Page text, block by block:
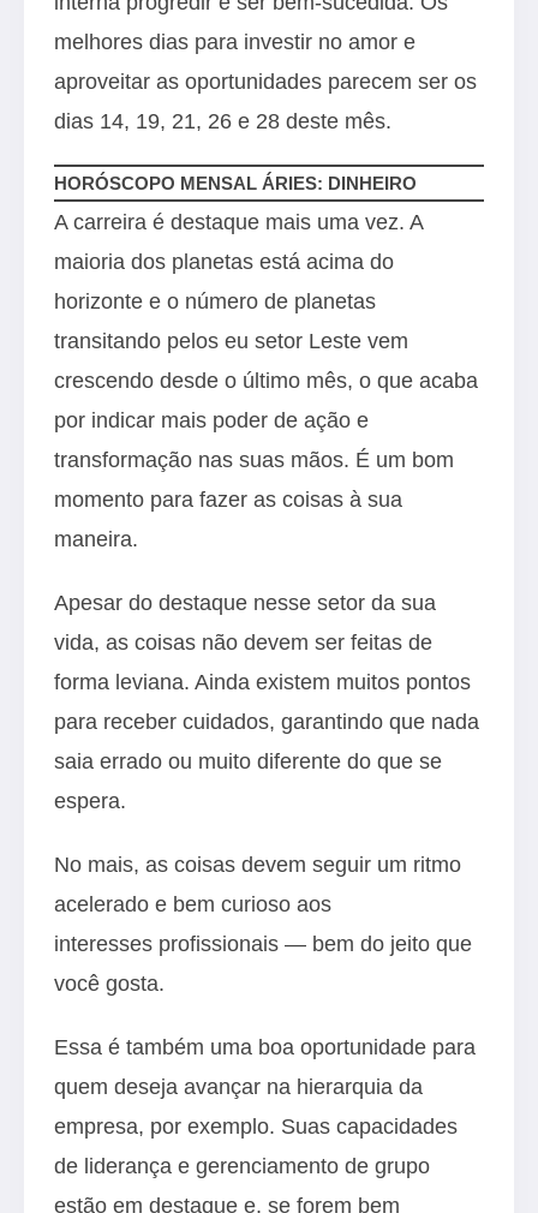
melhores dias para investir no amor e
aproveitar as oportunidades parecem ser os
dias 14, 19, 21, 26 e 28 deste mês.
HORÓSCOPO MENSAL ÁRIES: DINHEIRO
A carreira é destaque mais uma vez. A
maioria dos planetas está acima do
horizonte e o número de planetas
transitando pelos eu setor Leste vem
crescendo desde o último mês, o que acaba
por indicar mais poder de ação e
transformação nas suas mãos. É um bom
momento para fazer as coisas à sua
maneira.
Apesar do destaque nesse setor da sua
vida, as coisas não devem ser feitas de
forma leviana. Ainda existem muitos pontos
para receber cuidados, garantindo que nada
saia errado ou muito diferente do que se
espera.
No mais, as coisas devem seguir um ritmo
acelerado e bem curioso aos
interesses profissionais — bem do jeito que
você gosta.
Essa é também uma boa oportunidade para
quem deseja avançar na hierarquia da
empresa, por exemplo. Suas capacidades
de liderança e gerenciamento de grupo
estão em destaque e, se forem bem